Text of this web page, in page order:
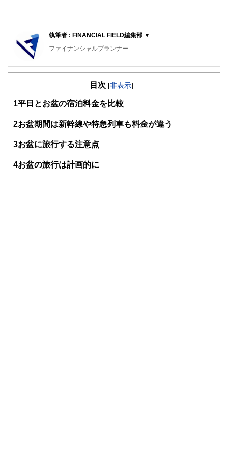
執筆者 : FINANCIAL FIELD編集部 ▼
ファイナンシャルプランナー
FinancialField編集部は、金融、経済に関する記事を、日々
知識がない方でも理解できるようわかりやすく発信していま
得者を中心に「お金や暮らし」に関する書籍・雑誌の編集経
験者で構成され、企画立案から記事掲載まですべての工程に
護士、税理士、宅地建物取引士、相続診断士、住宅ローンア
目次 [非表示]
1 平日とお盆の宿泊料金を比較
2お盆期間は新幹線や特急列車も料金が違う
3お盆に旅行する注意点
4お盆の旅行は計画的に